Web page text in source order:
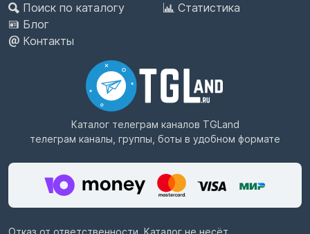
Поиск по каталогу
Блог
Контакты
Статистика
Каталог телеграм каналов TGLand
телеграм каналы, группы, боты в удобном формате
Отказ от ответственности. Каталог не несёт